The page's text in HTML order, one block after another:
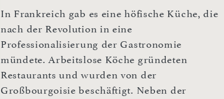
In Frankreich gab es eine höfische Küche, die
nach der Revolution in eine
Professionalisierung der Gastronomie
mündete. Arbeitslose Köche gründeten
Restaurants und wurden von der
Großbourgoisie beschäftigt. Neben der